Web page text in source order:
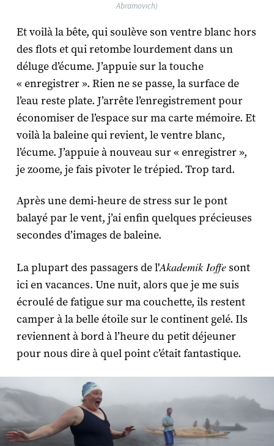
Abramovich)
Et voilà la bête, qui soulève son ventre blanc hors
des flots et qui retombe lourdement dans un
déluge d’écume. J’appuie sur la touche
« enregistrer ». Rien ne se passe, la surface de
l’eau reste plate. J’arrête l’enregistrement pour
économiser de l’espace sur ma carte mémoire. Et
voilà la baleine qui revient, le ventre blanc,
l’écume. J’appuie à nouveau sur « enregistrer »,
je zoome, je fais pivoter le trépied. Trop tard.
Après une demi-heure de stress sur le pont
balayé par le vent, j’ai enfin quelques précieuses
secondes d’images de baleine.
La plupart des passagers de l'Akademik Ioffesont
ici en vacances. Une nuit, alors que je me suis
écroulé de fatigue sur ma couchette, ils restent
camper à la belle étoile sur le continent gelé. Ils
reviennent à bord à l’heure du petit déjeuner
pour nous dire à quel point c’était fantastique.